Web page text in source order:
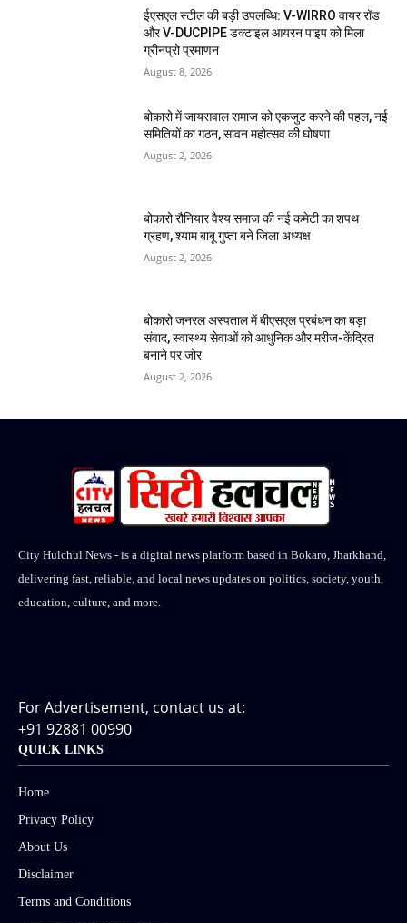
ईएसएल स्टील की बड़ी उपलब्धि: V-WIRRO वायर रॉड
और V-DUCPIPE डक्टाइल आयरन पाइप को मिला
ग्रीनप्रो प्रमाणन
August 8, 2026
बोकारो में जायसवाल समाज को एकजुट करने की पहल, नई
समितियों का गठन, सावन महोत्सव की घोषणा
August 2, 2026
बोकारो रौनियार वैश्य समाज की नई कमेटी का शपथ
ग्रहण, श्याम बाबू गुप्ता बने जिला अध्यक्ष
August 2, 2026
बोकारो जनरल अस्पताल में बीएसएल प्रबंधन का बड़ा
संवाद, स्वास्थ्य सेवाओं को आधुनिक और मरीज-केंद्रित
बनाने पर जोर
August 2, 2026
City Hulchul News - is a digital news platform based in Bokaro, Jharkhand,
delivering fast, reliable, and local news updates on politics, society, youth,
education, culture, and more.
For Advertisement, contact us at:
+91 92881 00990
QUICK LINKS
Home
Privacy Policy
About Us
Disclaimer
Terms and Conditions